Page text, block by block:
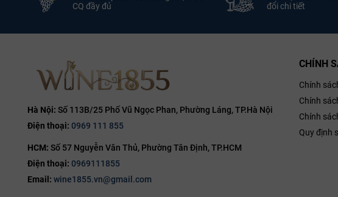
Cabernet
Sauvignon
,
Merlot
Nho:
Cabernet Sauvignon,
Nồng Độ:
13.5% ABV
Rượu Vang Pháp Comte de
Dauzac Haut-Médoc
CQ đầy đủ
đổi chi tiết
Hà Nội: Số 113B/25 Phố Vũ Ngọc Phan, Phường Láng, TP.Hà Nội
Điện thoại: 0969 111 855
HCM: Số 57 Nguyễn Văn Thủ, Phường Tân Định, TP.HCM
Điện thoại: 0969111855
Email: wine1855.vn@gmail.com
CHÍNH
Chính
Chính
Chính
Quy định